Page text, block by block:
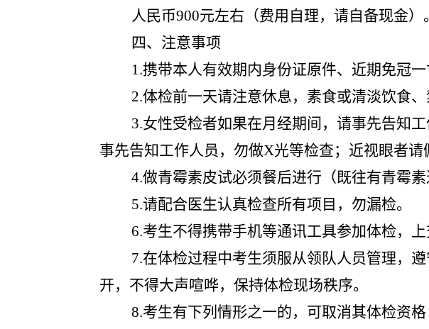
人民币900元左右（费用自理，请自备现金）。
四、注意事项
1.携带本人有效期内身份证原件、近期免冠一
2.体检前一天请注意休息，素食或清淡饮食
3.女性受检者如果在月经期间，请事先告知
事先告知工作人员，勿做X光等检查；近视眼者请
4.做青霉素皮试必须餐后进行（既往有青霉
5.请配合医生认真检查所有项目，勿漏检。
6.考生不得携带手机等通讯工具参加体检，
7.在体检过程中考生须服从领队人员管理，
开，不得大声喧哗，保持体检现场秩序。
8.考生有下列情形之一的，可取消其体检资格